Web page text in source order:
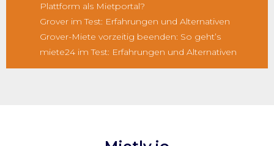
Plattform als Mietportal?
Grover im Test: Erfahrungen und Alternativen
Grover-Miete vorzeitig beenden: So geht’s
miete24 im Test: Erfahrungen und Alternativen